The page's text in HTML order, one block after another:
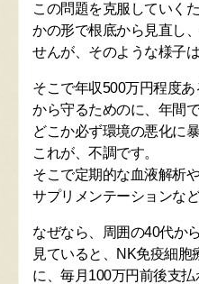
この問題を克服していく
かの形で根底から見直し
せんが、そのような様子
そこで年収500万円程度
から守るためのに、年間
どこか必ず環境の悪化に
これが、不調です。
そこで定期的な血液解析
サプリメンテーションな
なぜなら、周囲の40代か
見ていると、NK免疫細
に、毎月100万円前後支払